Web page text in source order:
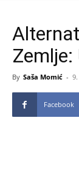
By Saša Momić -
Facebook